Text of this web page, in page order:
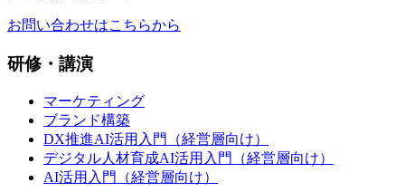
お問い合わせはこちらから
研修・講演
マーケティング
ブランド構築
DX推進AI活用入門（経営層向け）
デジタル人材育成AI活用入門（経営層向け）
AI活用入門（経営層向け）